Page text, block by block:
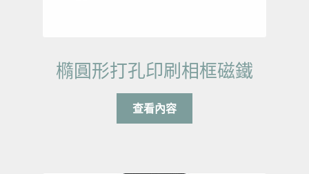
橢圓形打孔印刷相框磁鐵
查看內容